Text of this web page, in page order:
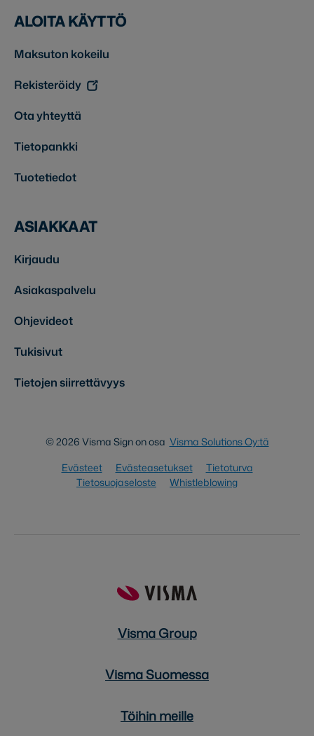
ALOITA KÄYTTÖ
Maksuton kokeilu
Rekisteröidy
Ota yhteyttä
Tietopankki
Tuotetiedot
ASIAKKAAT
Kirjaudu
Asiakaspalvelu
Ohjevideot
Tukisivut
Tietojen siirrettävyys
© 2026 Visma Sign on osa Visma Solutions Oy:tä
Evästeet
Evästeasetukset
Tietoturva
Tietosuojaseloste
Whistleblowing
Visma Group
Visma Suomessa
Töihin meille